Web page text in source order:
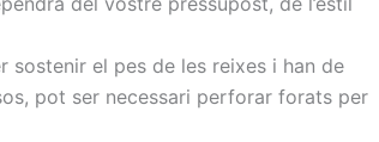
sostenir el pes de les reixes i han de
pot ser necessari perforar forats per